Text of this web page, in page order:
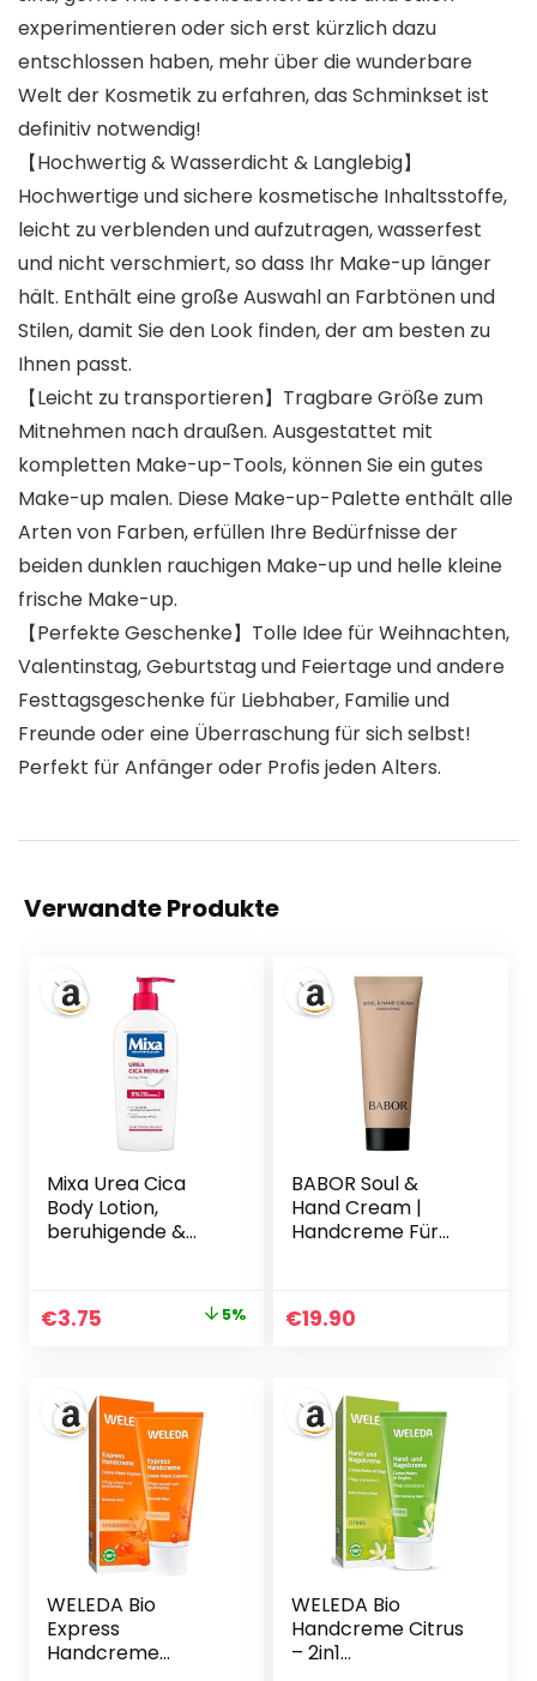
experimentieren oder sich erst kürzlich dazu
entschlossen haben, mehr über die wunderbare
Welt der Kosmetik zu erfahren, das Schminkset ist
definitiv notwendig!
【Hochwertig & Wasserdicht & Langlebig】
Hochwertige und sichere kosmetische Inhaltsstoffe,
leicht zu verblenden und aufzutragen, wasserfest
und nicht verschmiert, so dass Ihr Make-up länger
hält. Enthält eine große Auswahl an Farbtönen und
Stilen, damit Sie den Look finden, der am besten zu
Ihnen passt.
【Leicht zu transportieren】Tragbare Größe zum
Mitnehmen nach draußen. Ausgestattet mit
kompletten Make-up-Tools, können Sie ein gutes
Make-up malen. Diese Make-up-Palette enthält alle
Arten von Farben, erfüllen Ihre Bedürfnisse der
beiden dunklen rauchigen Make-up und helle kleine
frische Make-up.
【Perfekte Geschenke】Tolle Idee für Weihnachten,
Valentinstag, Geburtstag und Feiertage und andere
Festtagsgeschenke für Liebhaber, Familie und
Freunde oder eine Überraschung für sich selbst!
Perfekt für Anfänger oder Profis jeden Alters.
Verwandte Produkte
Mixa Urea Cica
Body Lotion,
beruhigende &
Urea &
regenerierendem
hochverträglich,
beugt
Hautirritationen
vor Urea Cica
Repair+, 250 ml
Ursprünglicher
€3.95
€3.75
€3.75.
5%
BABOR Soul &
Hand Cream |
Handcreme Für
e, Schnell
Intensive
Handpflege, Mit
Hyaluronsäure,
Vegan | 100 ml
€19.90
WELEDA Bio
Express
Handcreme
WELEDA Bio
Handcreme Citrus
– 2in1